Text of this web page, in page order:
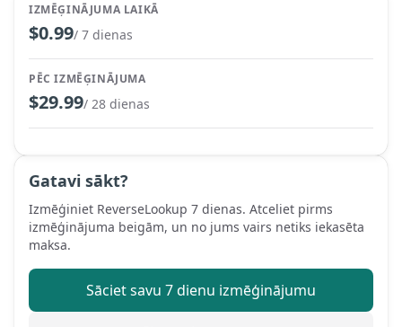
IZMĒĢINĀJUMA LAIKĀ
$0.99/ 7 dienas
PĒC IZMĒĢINĀJUMA
$29.99/ 28 dienas
Gatavi sākt?
Izmēģiniet ReverseLookup 7 dienas. Atceliet pirms
izmēģinājuma beigām, un no jums vairs netiks iekasēta
maksa.
Sāciet savu 7 dienu izmēģinājumu